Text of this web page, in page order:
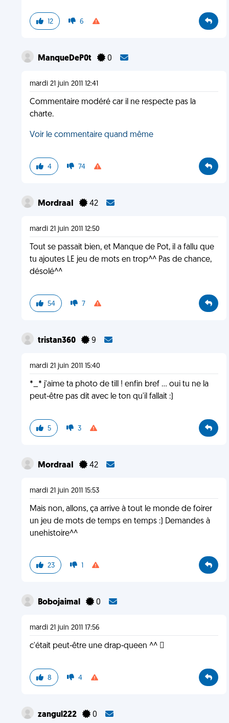
12 6
ManqueDeP0t 0
mardi 21 juin 2011 12:41
Commentaire modéré car il ne respecte pas la
charte.
Voir le commentaire quand même
4 74
MordraaI 42
mardi 21 juin 2011 12:50
Tout se passait bien, et Manque de Pot, il a fallu que
tu ajoutes LE jeu de mots en trop^^ Pas de chance,
désolé^^
54 7
tristan360 9
mardi 21 juin 2011 15:40
*_* j'aime ta photo de till ! enfin bref ... oui tu ne la
peut-être pas dit avec le ton qu'il fallait :)
5 3
MordraaI 42
mardi 21 juin 2011 15:53
Mais non, allons, ça arrive à tout le monde de foirer
un jeu de mots de temps en temps :) Demandes à
unehistoire^^
23 1
Bobojaimal 0
mardi 21 juin 2011 17:56
c'était peut-être une drap-queen ^^ 
8 4
zangul222 0